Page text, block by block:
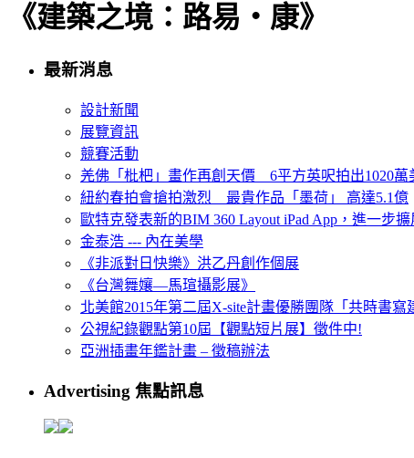
《建築之境：路易‧康》
最新消息
設計新聞
展覽資訊
競賽活動
羌佛「枇杷」畫作再創天價 6平方英呎拍出1020萬
紐約春拍會搶拍激烈 最貴作品「墨荷」 高達5.1億
歐特克發表新的BIM 360 Layout iPad App，進一步
金泰浩 --- 內在美學
《非派對日快樂》洪乙丹創作個展
《台灣舞孃—馬瑄攝影展》
北美館2015年第二屆X-site計畫優勝團隊「共時書寫
公視紀錄觀點第10屆【觀點短片展】徵件中!
亞洲插畫年鑑計畫 – 徵稿辦法
Advertising 焦點訊息